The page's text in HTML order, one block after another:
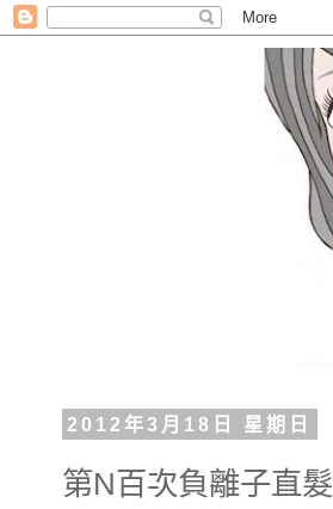
2012年3月18日 星期日
第N百次負離子直髮